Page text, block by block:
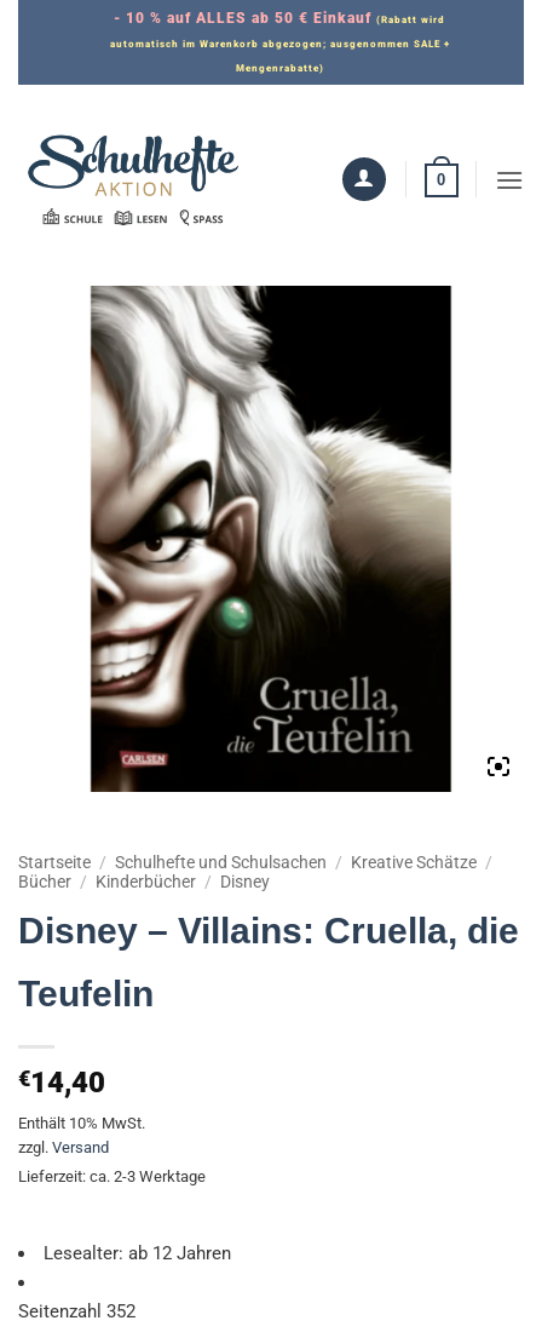
- 10 % auf ALLES ab 50 € Einkauf (Rabatt wird
automatisch im Warenkorb abgezogen; ausgenommen SALE +
Mengenrabatte)
0
Startseite / Schulhefte und Schulsachen / Kreative Schätze /
Bücher / Kinderbücher / Disney
Disney – Villains: Cruella, die
Teufelin
€14,40
Enthält 10% MwSt.
zzgl. Versand
Lieferzeit: ca. 2-3 Werktage
Lesealter: ab 12 Jahren
Seitenzahl 352